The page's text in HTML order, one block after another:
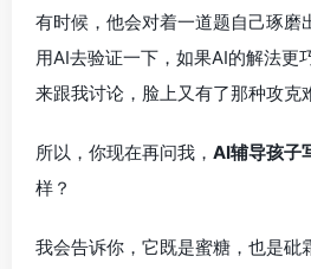
有时候，他会对着一道题自己琢磨
用AI去验证一下，如果AI的解法更
来跟我讨论，脸上又有了那种攻克
所以，你现在再问我， AI辅导孩子
样？
我会告诉你，它既是蜜糖，也是砒